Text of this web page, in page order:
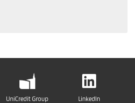
UniCredit Group LinkedIn